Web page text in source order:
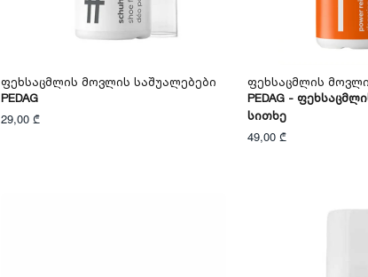
Ფეხსაცმლის Მოვლის Საშუალებები
PEDAG
29,00 ₾
Ფეხსაცმლის
PEDAG -
Სითხე
49,00 ₾